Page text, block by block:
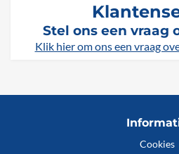
Stel ons een vraag
Klik hier om ons een vraag
Cookies